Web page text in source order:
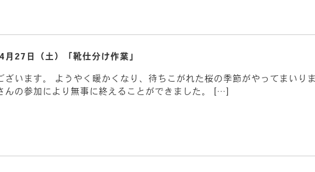
月27日（土）「靴仕分け作業」
います。 ようやく暖かくなり、待ちこがれた桜の季節がやってまいり
の参加により無事に終えることができました。 […]